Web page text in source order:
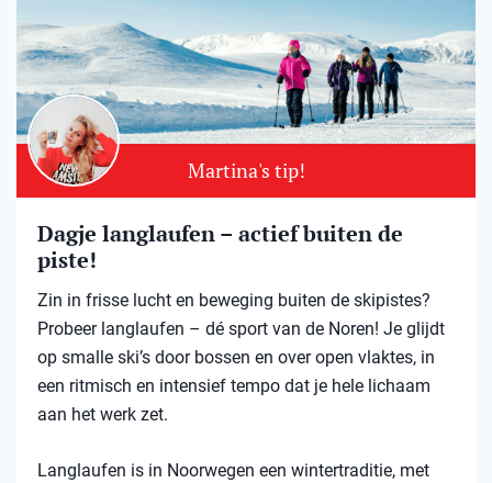
Martina's tip!
Dagje langlaufen – actief buiten de
piste!
Zin in frisse lucht en beweging buiten de skipistes?
Probeer langlaufen – dé sport van de Noren! Je glijdt
op smalle ski’s door bossen en over open vlaktes, in
een ritmisch en intensief tempo dat je hele lichaam
aan het werk zet.
Langlaufen is in Noorwegen een wintertraditie, met